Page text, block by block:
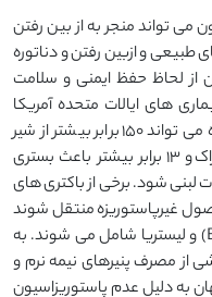
می تواند منجر به از بین رفتن
طبیعی و ازبین رفتن و دناتوره
از لحاظ حفظ ایمنی و سلامت
های ایالات متحده آمریکا
(CDC) گزارش نموده که شیر غیرپاستوریزه می تواند ۱۵۰ برابر بیشتر از شیر
پاستوریزه باعث بیماری های ناشی از خوراک و ۱۳ برابر بیشتر باعث بستری
لبنی شود. برخی از باکتری های
غیرپاستوریزه منتقل شوند
را باکتری های سالمونلا، اشرشیاکلی (E. coli) و لیستریا شامل می شوند. به
از مصرف پنیرهای نیمه نرم و
به دلیل عدم پاستوریزاسیون